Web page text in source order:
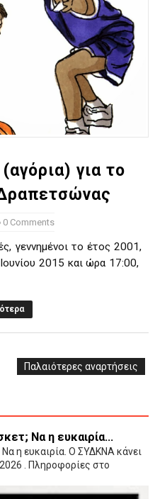
για το
0 Comments
γεννημένοι το έτος 2001,
2015 και ώρα 17:00,
Παλαιότερες αναρτήσεις
Να η ευκαιρία...
Να η ευκαιρία. Ο ΣΥΔΚΝΑ κάνει
. Πληροφορίες στο